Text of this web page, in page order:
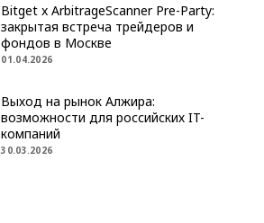
Bitget x ArbitrageScanner Pre-Party:
закрытая встреча трейдеров и
фондов в Москве
01.04.2026
Выход на рынок Алжира:
возможности для российских IT-
компаний
30.03.2026